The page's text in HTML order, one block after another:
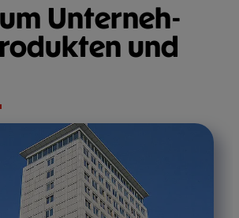
Unter­neh­
und